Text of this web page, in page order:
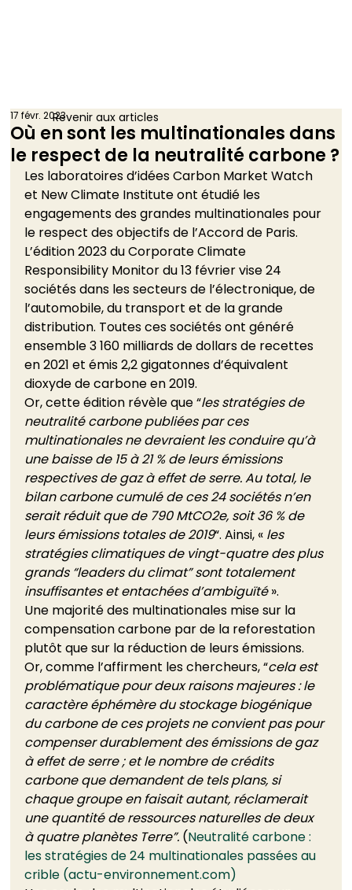
Où en sont les multinationales dans
le respect de la neutralité carbone ?
17 févr. 2023
Les laboratoires d’idées Carbon Market Watch
et New Climate Institute ont étudié les
engagements des grandes multinationales pour
le respect des objectifs de l’Accord de Paris.
L’édition 2023 du Corporate Climate
Responsibility Monitor du 13 février vise 24
sociétés dans les secteurs de l’électronique, de
l’automobile, du transport et de la grande
distribution. Toutes ces sociétés ont généré
ensemble 3 160 milliards de dollars de recettes
en 2021 et émis 2,2 gigatonnes d’équivalent
dioxyde de carbone en 2019.
Or, cette édition révèle que “les stratégies de
neutralité carbone publiées par ces
multinationales ne devraient les conduire qu’à
une baisse de 15 à 21 % de leurs émissions
respectives de gaz à effet de serre. Au total, le
bilan carbone cumulé de ces 24 sociétés n’en
serait réduit que de 790 MtCO2e, soit 36 % de
leurs émissions totales de 2019“. Ainsi, « les
stratégies climatiques de vingt-quatre des plus
grands “leaders du climat” sont totalement
insuffisantes et entachées d’ambiguïté ».
Une majorité des multinationales mise sur la
compensation carbone par de la reforestation
plutôt que sur la réduction de leurs émissions.
Or, comme l’affirment les chercheurs, “cela est
problématique pour deux raisons majeures : le
caractère éphémère du stockage biogénique
du carbone de ces projets ne convient pas pour
compenser durablement des émissions de gaz
à effet de serre ; et le nombre de crédits
carbone que demandent de tels plans, si
chaque groupe en faisait autant, réclamerait
une quantité de ressources naturelles de deux
à quatre planètes Terre”. (Neutralité carbone :
les stratégies de 24 multinationales passées au
crible (actu-environnement.com)
Revenir aux articles